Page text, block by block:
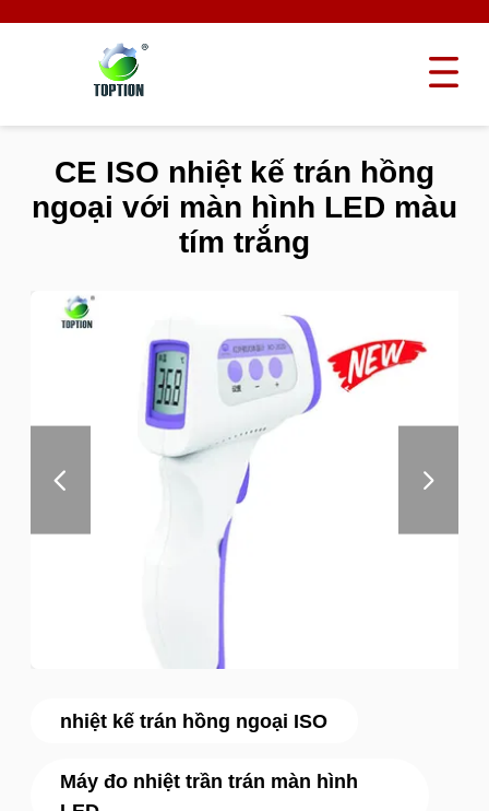
nhiệt kế trán hồng ngoại ISO
Máy đo nhiệt trần trán màn hình
CE ISO nhiệt kế trán hồng
ngoại với màn hình LED màu
tím trắng